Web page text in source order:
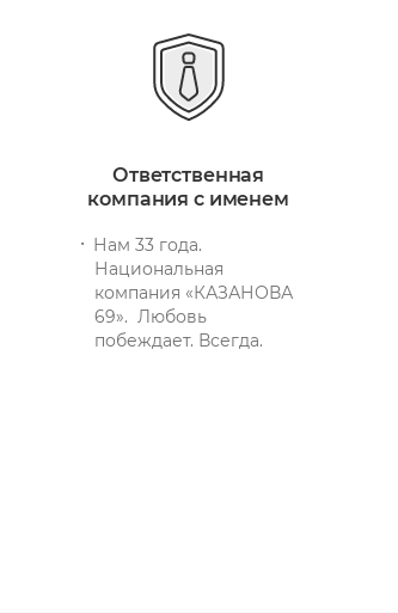
Ответственная
компания с именем
Нам 33 года.
Национальная
компания «КАЗАНОВА
69». Любовь
побеждает. Всегда.